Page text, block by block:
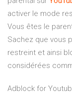
activer le mode
Vous êtes le
Sachez que vous
restreint et ainsi
considérées
Adblock for